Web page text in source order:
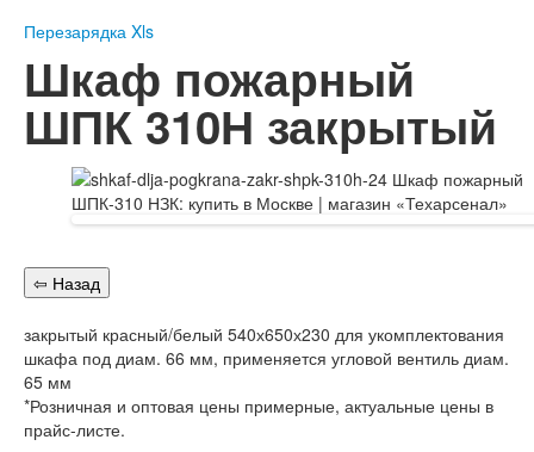
Доставка
Оплата
Гарантии
О нас
Статьи
Публичная оферта
Вопрос-Ответ
Контакты
Пожарное оборудование
Перезарядка
Перезарядка ОП
Перезарядка ОУ
Перезарядка Xls
Шкаф пожарный
ШПК 310Н закрытый
закрытый красный/белый 540х650х230 для укомплектования
шкафа под диам. 66 мм, применяется угловой вентиль диам.
65 мм
*Розничная и оптовая цены примерные, актуальные цены в
прайс-листе.